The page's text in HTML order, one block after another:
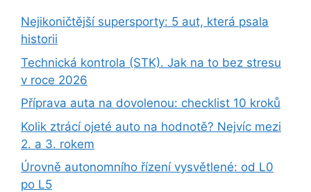
Nejikoničtější supersporty: 5 aut, která psala
historii
Technická kontrola (STK). Jak na to bez stresu
v roce 2026
Příprava auta na dovolenou: checklist 10 kroků
Kolik ztrácí ojeté auto na hodnotě? Nejvíc mezi
2. a 3. rokem
Úrovně autonomního řízení vysvětlené: od L0
po L5